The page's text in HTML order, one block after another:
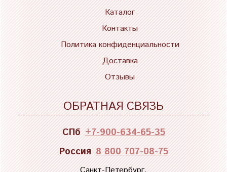
Каталог
Контакты
Политика конфиденциальности
Доставка
Отзывы
ОБРАТНАЯ СВЯЗЬ
СПб +7-900-634-65-35
Россия 8 800 707-08-75